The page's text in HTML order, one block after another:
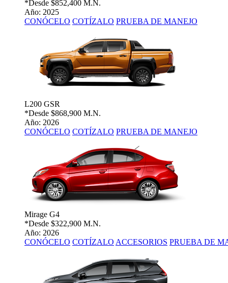
*Desde $852,400 M.N.
Año: 2025
CONÓCELO COTÍZALO PRUEBA DE MANEJO
L200 GSR
*Desde $868,900 M.N.
Año: 2026
CONÓCELO COTÍZALO PRUEBA DE MANEJO
Mirage G4
*Desde $322,900 M.N.
Año: 2026
CONÓCELO COTÍZALO ACCESORIOS PRUEBA DE